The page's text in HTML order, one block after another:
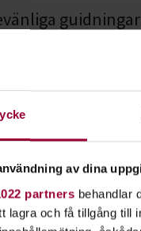
av dina
partners behandlar
lagra och få tillgång till
är
Kika då på
Ulrik Alm.